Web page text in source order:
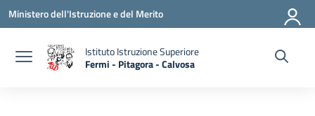
Vai ai contenuti
Vai al menu di navigazione
Vai al footer
Ministero dell'Istruzione e del Merito
Istituto Istruzione Superiore
Fermi - Pitagora - Calvosa
— Visita la pagina iniziale della scuola